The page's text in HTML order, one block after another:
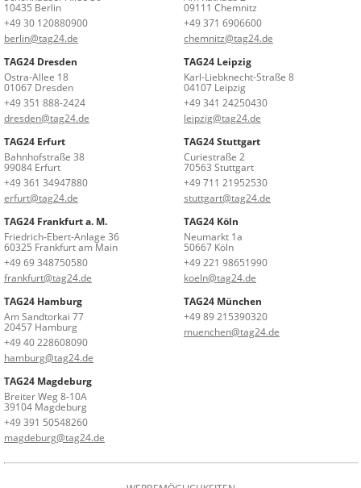
10435 Berlin
+49 30 120880900
berlin@tag24.de
09111 Chemnitz
+49 371 6906600
chemnitz@tag24.de
TAG24 Dresden
Ostra-Allee 18
01067 Dresden
+49 351 888-2424
dresden@tag24.de
TAG24 Leipzig
Karl-Liebknecht-Straße 8
04107 Leipzig
+49 341 24250430
leipzig@tag24.de
TAG24 Erfurt
Bahnhofstraße 38
99084 Erfurt
+49 361 34947880
erfurt@tag24.de
TAG24 Stuttgart
Curiestraße 2
70563 Stuttgart
+49 711 21952530
stuttgart@tag24.de
TAG24 Frankfurt a. M.
Friedrich-Ebert-Anlage 36
60325 Frankfurt am Main
+49 69 348750580
frankfurt@tag24.de
TAG24 Köln
Neumarkt 1a
50667 Köln
+49 221 98651990
koeln@tag24.de
TAG24 Hamburg
Am Sandtorkai 77
20457 Hamburg
+49 40 228608090
hamburg@tag24.de
TAG24 München
+49 89 215390320
muenchen@tag24.de
TAG24 Magdeburg
Breiter Weg 8-10A
39104 Magdeburg
+49 391 50548260
magdeburg@tag24.de